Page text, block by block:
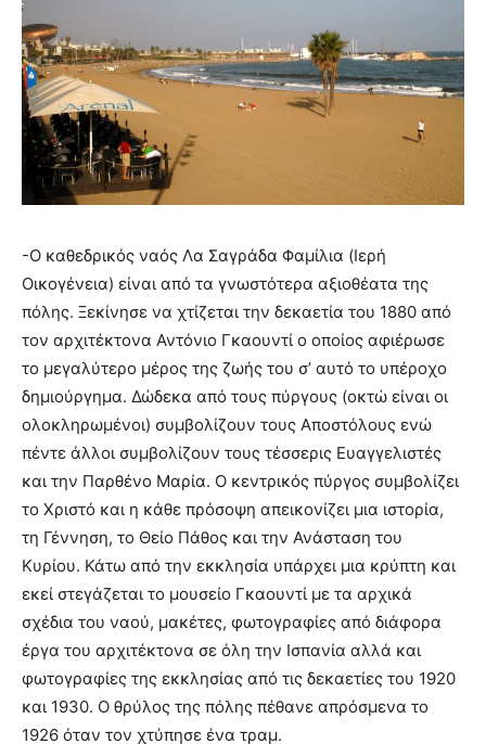
-Ο καθεδρικός ναός Λα Σαγράδα Φαμίλια (Ιερή
Οικογένεια) είναι από τα γνωστότερα αξιοθέατα της
πόλης. Ξεκίνησε να χτίζεται την δεκαετία του 1880 από
τον αρχιτέκτονα Αντόνιο Γκαουντί ο οποίος αφιέρωσε
το μεγαλύτερο μέρος της ζωής του σ’ αυτό το υπέροχο
δημιούργημα. Δώδεκα από τους πύργους (οκτώ είναι οι
ολοκληρωμένοι) συμβολίζουν τους Αποστόλους ενώ
πέντε άλλοι συμβολίζουν τους τέσσερις Ευαγγελιστές
και την Παρθένο Μαρία. Ο κεντρικός πύργος συμβολίζει
το Χριστό και η κάθε πρόσοψη απεικονίζει μια ιστορία,
τη Γέννηση, το Θείο Πάθος και την Ανάσταση του
Κυρίου. Κάτω από την εκκλησία υπάρχει μια κρύπτη και
εκεί στεγάζεται το μουσείο Γκαουντί με τα αρχικά
σχέδια του ναού, μακέτες, φωτογραφίες από διάφορα
έργα του αρχιτέκτονα σε όλη την Ισπανία αλλά και
φωτογραφίες της εκκλησίας από τις δεκαετίες του 1920
και 1930. Ο θρύλος της πόλης πέθανε απρόσμενα το
1926 όταν τον χτύπησε ένα τραμ.